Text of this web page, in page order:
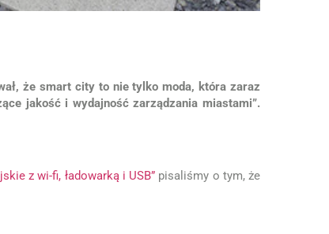
że smart city to nie tylko moda, która zaraz
jakość i wydajność zarządzania miastami”.
z wi-fi, ładowarką i USB” pisaliśmy o tym, że